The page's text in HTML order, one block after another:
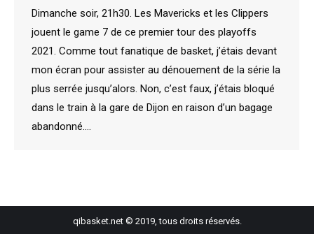
Dimanche soir, 21h30. Les Mavericks et les Clippers
jouent le game 7 de ce premier tour des playoffs
2021. Comme tout fanatique de basket, j’étais devant
mon écran pour assister au dénouement de la série la
plus serrée jusqu’alors. Non, c’est faux, j’étais bloqué
dans le train à la gare de Dijon en raison d’un bagage
abandonné.…
qibasket.net © 2019, tous droits réservés.